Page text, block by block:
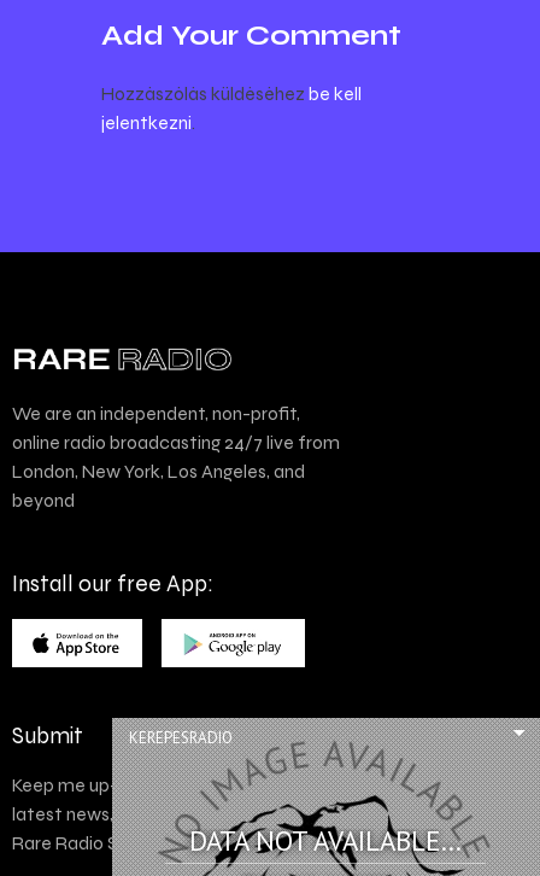
Add Your Comment
Hozzászólás küldéséhez be kell
jelentkezni.
We are an independent, non-profit,
online radio broadcasting 24/7 live from
London, New York, Los Angeles, and
beyond
Install our free App:
Submit
Keep me up-to-date via email with the
latest news, pre-sales and more from
Rare Radio Store
DATA NOT AVAILABLE...
KEREPESRADIO